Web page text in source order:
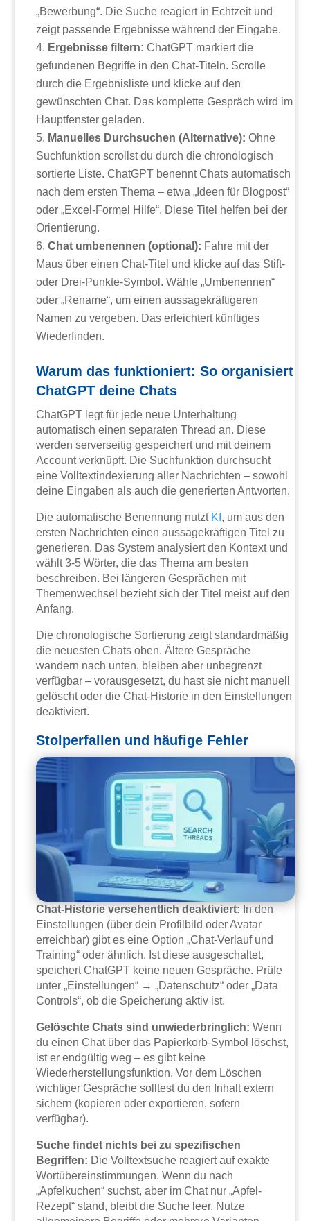
„Bewerbung“. Die Suche reagiert in Echtzeit und
zeigt passende Ergebnisse während der Eingabe.
Ergebnisse filtern: ChatGPT markiert die
gefundenen Begriffe in den Chat-Titeln. Scrolle
durch die Ergebnisliste und klicke auf den
gewünschten Chat. Das komplette Gespräch wird im
Hauptfenster geladen.
Manuelles Durchsuchen (Alternative): Ohne
Suchfunktion scrollst du durch die chronologisch
sortierte Liste. ChatGPT benennt Chats automatisch
nach dem ersten Thema – etwa „Ideen für Blogpost“
oder „Excel-Formel Hilfe“. Diese Titel helfen bei der
Orientierung.
Chat umbenennen (optional): Fahre mit der
Maus über einen Chat-Titel und klicke auf das Stift-
oder Drei-Punkte-Symbol. Wähle „Umbenennen“
oder „Rename“, um einen aussagekräftigeren
Namen zu vergeben. Das erleichtert künftiges
Wiederfinden.
Warum das funktioniert: So organisiert
ChatGPT deine Chats
ChatGPT legt für jede neue Unterhaltung
automatisch einen separaten Thread an. Diese
werden serverseitig gespeichert und mit deinem
Account verknüpft. Die Suchfunktion durchsucht
eine Volltextindexierung aller Nachrichten – sowohl
deine Eingaben als auch die generierten Antworten.
Die automatische Benennung nutzt KI , um aus den
ersten Nachrichten einen aussagekräftigen Titel zu
generieren. Das System analysiert den Kontext und
wählt 3-5 Wörter, die das Thema am besten
beschreiben. Bei längeren Gesprächen mit
Themenwechsel bezieht sich der Titel meist auf den
Anfang.
Die chronologische Sortierung zeigt standardmäßig
die neuesten Chats oben. Ältere Gespräche
wandern nach unten, bleiben aber unbegrenzt
verfügbar – vorausgesetzt, du hast sie nicht manuell
gelöscht oder die Chat-Historie in den Einstellungen
deaktiviert.
Stolperfallen und häufige Fehler
Chat-Historie versehentlich deaktiviert:In den
Einstellungen (über dein Profilbild oder Avatar
erreichbar) gibt es eine Option „Chat-Verlauf und
Training“ oder ähnlich. Ist diese ausgeschaltet,
speichert ChatGPT keine neuen Gespräche. Prüfe
unter „Einstellungen“ → „Datenschutz“ oder „Data
Controls“, ob die Speicherung aktiv ist.
Gelöschte Chats sind unwiederbringlich: Wenn
du einen Chat über das Papierkorb-Symbol löschst,
ist er endgültig weg – es gibt keine
Wiederherstellungsfunktion. Vor dem Löschen
wichtiger Gespräche solltest du den Inhalt extern
sichern (kopieren oder exportieren, sofern
verfügbar).
Suche findet nichts bei zu spezifischen
Begriffen: Die Volltextsuche reagiert auf exakte
Wortübereinstimmungen. Wenn du nach
„Apfelkuchen“ suchst, aber im Chat nur „Apfel-
Rezept“ stand, bleibt die Suche leer. Nutze